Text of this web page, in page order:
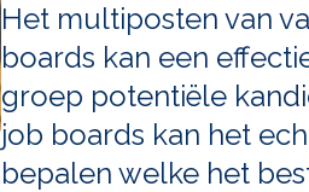
Het multiposten van
boards kan een
groep potentiële
job boards kan het
bepalen welke het